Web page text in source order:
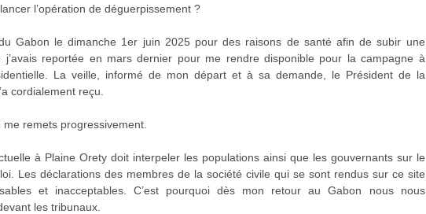
l’opération de déguerpissement ?
Gabon le dimanche 1er juin 2025 pour des raisons de santé afin de subir une
j’avais reportée en mars dernier pour me rendre disponible pour la campagne à
La veille, informé de mon départ et à sa demande, le Président de la
cordialement reçu.
me remets progressivement.
à Plaine Orety doit interpeler les populations ainsi que les gouvernants sur le
Les déclarations des membres de la société civile qui se sont rendus sur ce site
et inacceptables. C’est pourquoi dès mon retour au Gabon nous nous
les tribunaux.